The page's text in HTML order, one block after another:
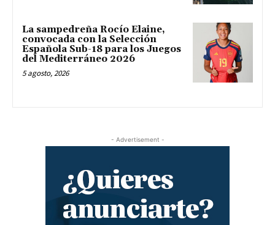
La sampedreña Rocío Elaine,
convocada con la Selección
Española Sub-18 para los Juegos
del Mediterráneo 2026
5 agosto, 2026
- Advertisement -